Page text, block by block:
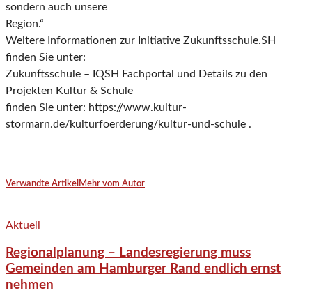
sondern auch unsere
Region.“
Weitere Informationen zur Initiative Zukunftsschule.SH
finden Sie unter:
Zukunftsschule – IQSH Fachportal und Details zu den
Projekten Kultur & Schule
finden Sie unter: https://www.kultur-
stormarn.de/kulturfoerderung/kultur-und-schule .
Verwandte Artikel Mehr vom Autor
Aktuell
Regionalplanung – Landesregierung muss
Gemeinden am Hamburger Rand endlich ernst
nehmen